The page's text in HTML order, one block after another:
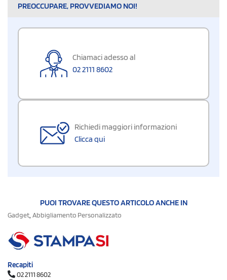
PREOCCUPARE, PROVVEDIAMO NOI!
Chiamaci adesso al
02 2111 8602
Richiedi maggiori informazioni
Clicca qui
PUOI TROVARE QUESTO ARTICOLO ANCHE IN
Gadget, Abbigliamento Personalizzato
Recapiti
02 2111 8602